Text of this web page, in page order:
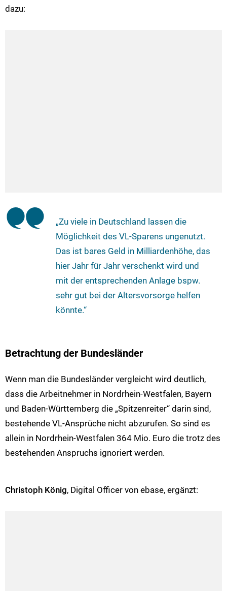
dazu:
„Zu viele in Deutschland lassen die
Möglichkeit des VL-Sparens ungenutzt.
Das ist bares Geld in Milliardenhöhe, das
hier Jahr für Jahr verschenkt wird und
mit der entsprechenden Anlage bspw.
sehr gut bei der Altersvorsorge helfen
könnte.“
Betrachtung der Bundesländer
Wenn man die Bundesländer vergleicht wird deutlich,
dass die Arbeitnehmer in Nordrhein-Westfalen, Bayern
und Baden-Württemberg die „Spitzenreiter“ darin sind,
bestehende VL-Ansprüche nicht abzurufen. So sind es
allein in Nordrhein-Westfalen 364 Mio. Euro die trotz des
bestehenden Anspruchs ignoriert werden.
Christoph König, Digital Officer von ebase, ergänzt: